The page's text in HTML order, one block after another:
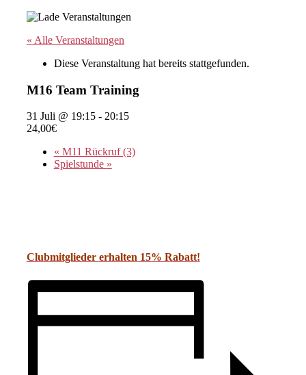
« Alle Veranstaltungen
Diese Veranstaltung hat bereits stattgefunden.
M16 Team Training
31 Juli @ 19:15- 20:15
24,00€
« M11 Rückruf (3)
Spielstunde »
Clubmitglieder erhalten 15% Rabatt!